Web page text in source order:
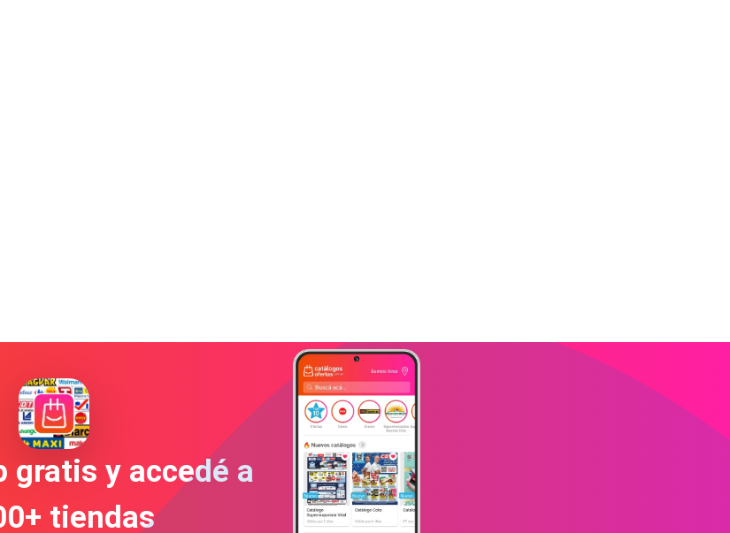
gratis y accedé a
tiendas